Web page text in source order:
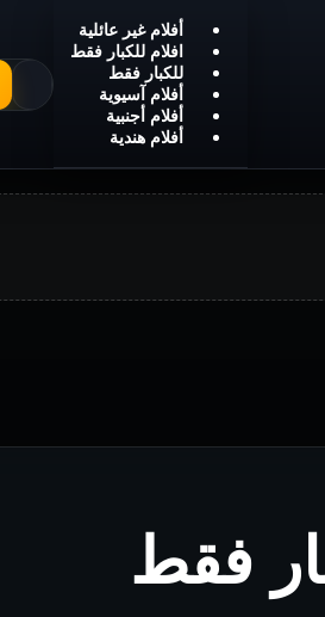
أفلام غير عائلية
افلام للكبار فقط
للكبار فقط
أفلام آسيوية
أفلام أجنبية
أفلام هندية